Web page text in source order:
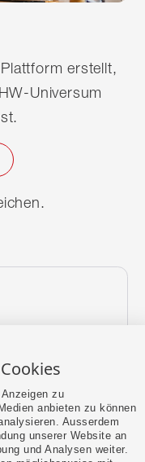
zu
anbieten zu können
Ausserdem
unserer Website an
und Analysen weiter.
erstellt,
Universum